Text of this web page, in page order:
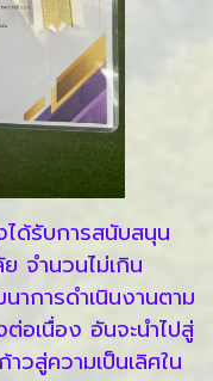
ด้รับการสนับสนุน
จำนวนไม่เกิน
การดำเนินงานตาม
เนื่อง อันจะนำไปสู่
สู่ความเป็นเลิศใน